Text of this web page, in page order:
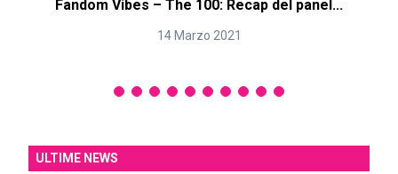
Fandom Vibes – The 100: Recap del panel...
14 Marzo 2021
ULTIME NEWS